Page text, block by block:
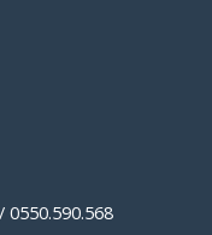
0550.590.568